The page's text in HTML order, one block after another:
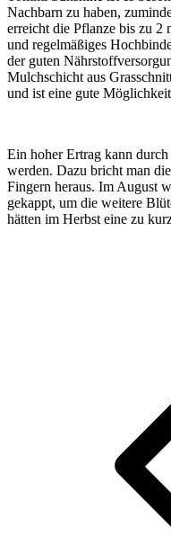
Nachbarn zu haben,
erreicht die Pflanze bis zu 2
und regelmäßiges
der guten
Mulchschicht aus
und ist eine gute
Ein hoher Ertrag kann
werden. Dazu bricht man
Fingern heraus. Im August
gekappt, um die weitere
hätten im Herbst eine zu